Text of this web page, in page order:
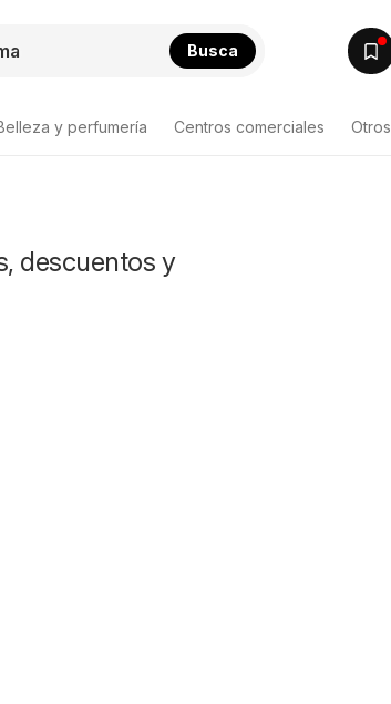
Busca
y perfumería Centros comerciales Otros
descuentos y